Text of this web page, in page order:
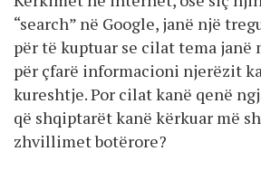
“search” në Google, janë një
për të kuptuar se cilat tema janë
për çfarë informacioni njerëzit
kureshtje. Por cilat kanë qenë
që shqiptarët kanë kërkuar më
zhvillimet botërore?